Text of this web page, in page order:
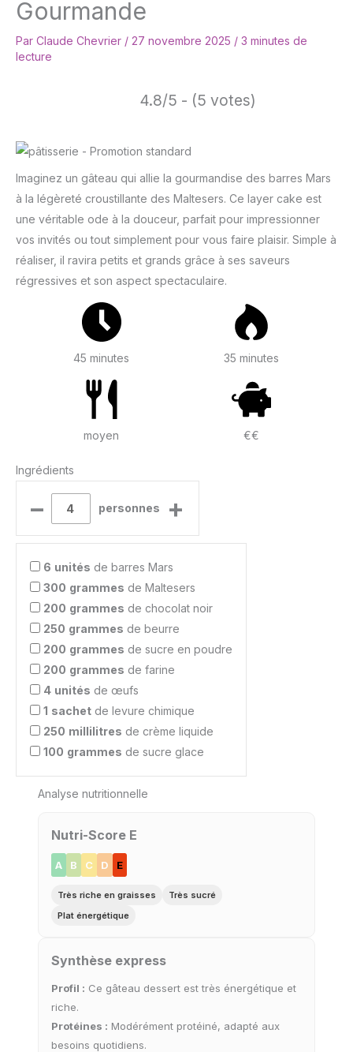
Gourmande
Par Claude Chevrier / 27 novembre 2025 / 3 minutes de
lecture
4.8/5 - (5 votes)
Imaginez un gâteau qui allie la gourmandise des barres Mars
à la légèreté croustillante des Maltesers. Ce layer cake est
une véritable ode à la douceur, parfait pour impressionner
vos invités ou tout simplement pour vous faire plaisir. Simple à
réaliser, il ravira petits et grands grâce à ses saveurs
régressives et son aspect spectaculaire.
45 minutes 35 minutes
moyen €€
Ingrédients
– personnes +
6 unités de barres Mars
300 grammes de Maltesers
200 grammes de chocolat noir
250 grammes de beurre
200 grammes de sucre en poudre
200 grammes de farine
4 unités de œufs
1 sachet de levure chimique
250 millilitres de crème liquide
100 grammes de sucre glace
Analyse nutritionnelle
Nutri-Score E
A B C D E
Très riche en graisses
Très sucré
Plat énergétique
Synthèse express
Profil : Ce gâteau dessert est très énergétique et
riche.
Protéines : Modérément protéiné, adapté aux
besoins quotidiens.